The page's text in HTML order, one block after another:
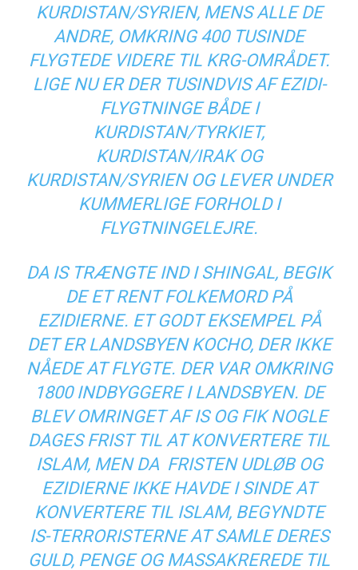
KURDISTAN/SYRIEN, MENS ALLE DE
ANDRE, OMKRING 400 TUSINDE
FLYGTEDE VIDERE TIL KRG-OMRÅDET.
LIGE NU ER DER TUSINDVIS AF EZIDI-
FLYGTNINGE BÅDE I
KURDISTAN/TYRKIET,
KURDISTAN/IRAK OG
KURDISTAN/SYRIEN OG LEVER UNDER
KUMMERLIGE FORHOLD I
FLYGTNINGELEJRE.
DA IS TRÆNGTE IND I SHINGAL, BEGIK
DE ET RENT FOLKEMORD PÅ
EZIDIERNE. ET GODT EKSEMPEL PÅ
DET ER LANDSBYEN KOCHO, DER IKKE
NÅEDE AT FLYGTE. DER VAR OMKRING
1800 INDBYGGERE I LANDSBYEN. DE
BLEV OMRINGET AF IS OG FIK NOGLE
DAGES FRIST TIL AT KONVERTERE TIL
ISLAM, MEN DA FRISTEN UDLØB OG
EZIDIERNE IKKE HAVDE I SINDE AT
KONVERTERE TIL ISLAM, BEGYNDTE
IS-TERRORISTERNE AT SAMLE DERES
GULD, PENGE OG MASSAKREREDE TIL